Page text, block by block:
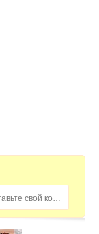
Домохозяйка, пожалуйста, оставьте свой комментарий...